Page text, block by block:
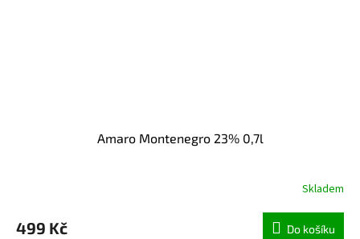
Amaro Montenegro 23% 0,7l
Skladem
499 Kč Do košíku